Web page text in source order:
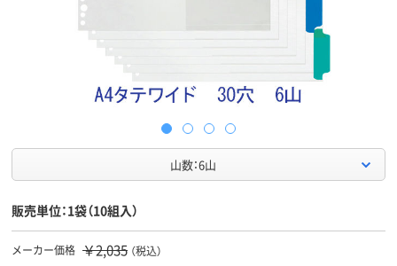
山数：6山
販売単位：1袋（10組入）
メーカー価格 ￥2,035 （税込）